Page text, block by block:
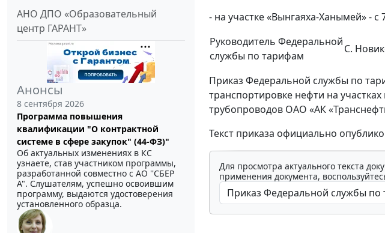
АНО ДПО «Образовательный
центр ГАРАНТ»
Анонсы
8 сентября 2026
Программа повышения
квалификации "О контрактной
системе в сфере закупок" (44-ФЗ)"
Об актуальных изменениях в КС
узнаете, став участником программы,
разработанной совместно с АО ''СБЕР
А". Слушателям, успешно освоившим
программу, выдаются удостоверения
установленного образца.
- на участке «Вынгаяха-Ханымей» - с
Руководитель Федеральной
службы по тарифам
С.
Приказ Федеральной службы по
транспортировке нефти на
трубопроводов ОАО «АК
Текст приказа официально
Для просмотра актуального текста
применения документа,